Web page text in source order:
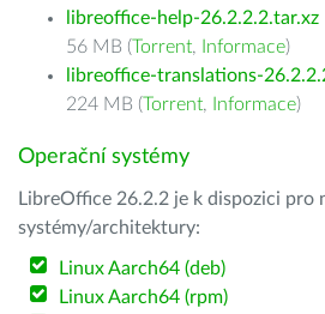
libreoffice-help-26.2.2.2.tar.xz
56 MB (Torrent, Informace)
libreoffice-translations-
224 MB (Torrent, Informace)
Operační systémy
LibreOffice 26.2.2 je k dispozici pro
systémy/architektury:
Linux Aarch64 (deb)
Linux Aarch64 (rpm)